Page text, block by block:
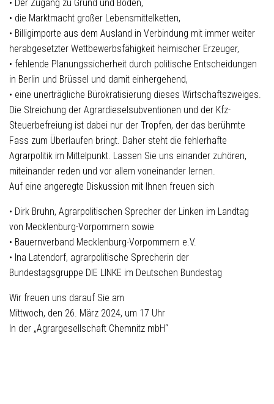
• Der Zugang zu Grund und Boden,
• die Marktmacht großer Lebensmittelketten,
• Billigimporte aus dem Ausland in Verbindung mit immer weiter
herabgesetzter Wettbewerbsfähigkeit heimischer Erzeuger,
• fehlende Planungssicherheit durch politische Entscheidungen
in Berlin und Brüssel und damit einhergehend,
• eine unerträgliche Bürokratisierung dieses Wirtschaftszweiges.
Die Streichung der Agrardieselsubventionen und der Kfz-
Steuerbefreiung ist dabei nur der Tropfen, der das berühmte
Fass zum Überlaufen bringt. Daher steht die fehlerhafte
Agrarpolitik im Mittelpunkt. Lassen Sie uns einander zuhören,
miteinander reden und vor allem voneinander lernen.
Auf eine angeregte Diskussion mit Ihnen freuen sich
• Dirk Bruhn, Agrarpolitischen Sprecher der Linken im Landtag
von Mecklenburg-Vorpommern sowie
• Bauernverband Mecklenburg-Vorpommern e.V.
• Ina Latendorf, agrarpolitische Sprecherin der
Bundestagsgruppe DIE LINKE im Deutschen Bundestag
Wir freuen uns darauf Sie am
Mittwoch, den 26. März 2024, um 17 Uhr
In der „Agrargesellschaft Chemnitz mbH“